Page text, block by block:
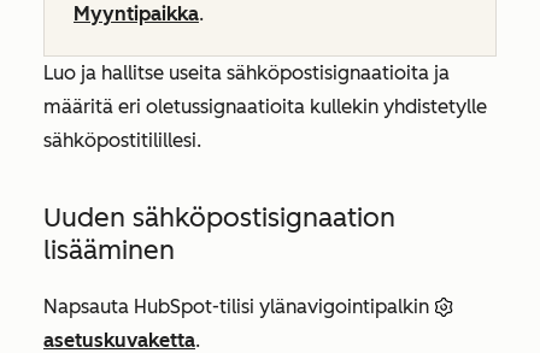
Myyntipaikka.
Luo ja hallitse useita sähköpostisignaatioita ja
määritä eri oletussignaatioita kullekin yhdistetylle
sähköpostitilillesi.
Uuden sähköpostisignaation
lisääminen
Napsauta HubSpot-tilisi ylänavigointipalkin
asetuskuvaketta.